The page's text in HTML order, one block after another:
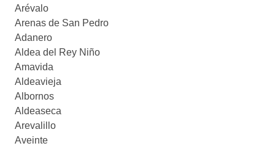
Arévalo
Arenas de San Pedro
Adanero
Aldea del Rey Niño
Amavida
Aldeavieja
Albornos
Aldeaseca
Arevalillo
Aveinte